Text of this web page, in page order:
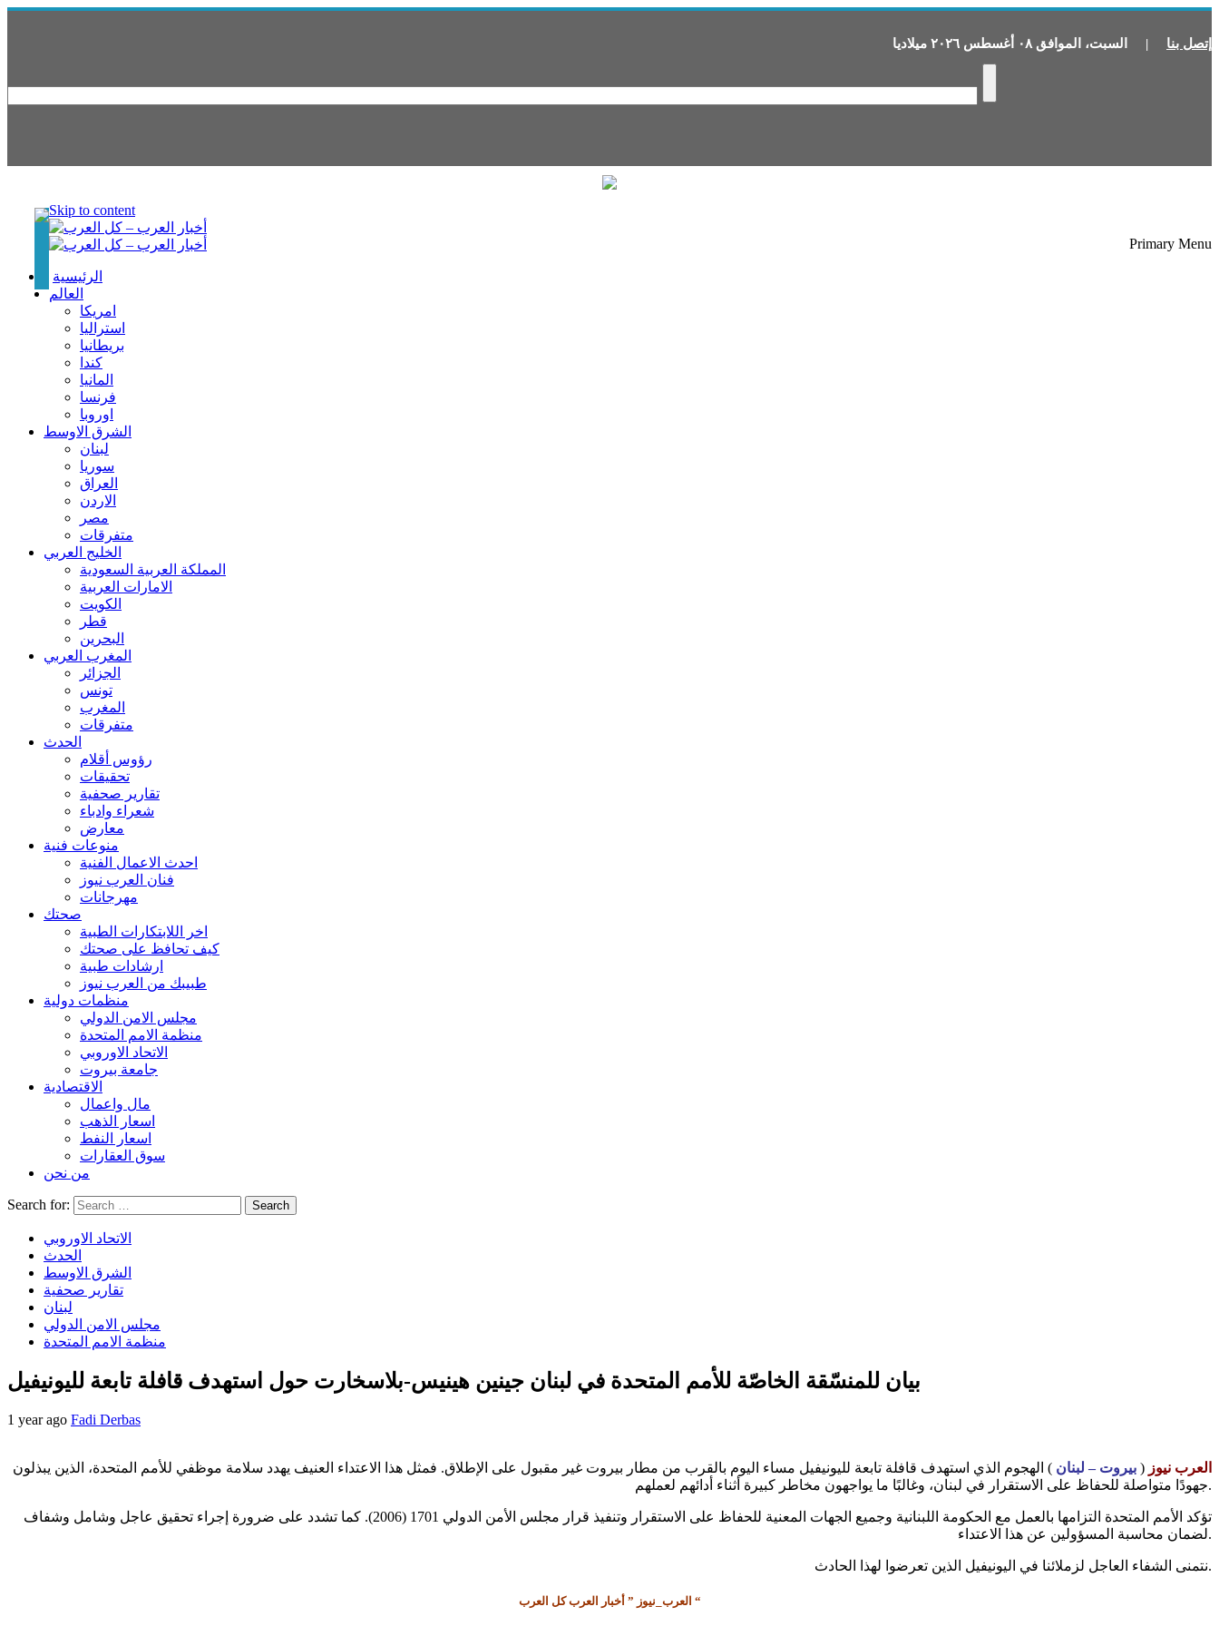
إتصل بنا | السبت، الموافق ٠٨ أغسطس ٢٠٢٦ ميلاديا
Skip to content
Primary Menu
الرئيسية
العالم
امريكا
استراليا
بريطانيا
كندا
المانيا
فرنسا
اوروبا
الشرق الاوسط
لبنان
سوريا
العراق
الاردن
مصر
متفرقات
الخليج العربي
المملكة العربية السعودية
الامارات العربية
الكويت
قطر
البحرين
المغرب العربي
الجزائر
تونس
المغرب
متفرقات
الحدث
رؤوس أقلام
تحقيقات
تقارير صحفية
شعراء وادباء
معارض
منوعات فنية
احدث الاعمال الفنية
فنان العرب نيوز
مهرجانات
صحتك
اخر اللابتكارات الطبية
كيف تحافظ على صحتك
ارشادات طبية
طبيبك من العرب نيوز
منظمات دولية
مجلس الامن الدولي
منظمة الامم المتحدة
الاتحاد الاوروبي
جامعة بيروت
الاقتصادية
مال واعمال
اسعار الذهب
اسعار النفط
سوق العقارات
من نحن
Search for:
الاتحاد الاوروبي
الحدث
الشرق الاوسط
تقارير صحفية
لبنان
مجلس الامن الدولي
منظمة الامم المتحدة
بيان للمنسّقة الخاصّة للأمم المتحدة في لبنان جينين هينيس-بلاسخارت حول استهدف قافلة تابعة لليونيفيل
1 year ago Fadi Derbas
العرب نيوز ( بيروت – لبنان ) الهجوم الذي استهدف قافلة تابعة لليونيفيل مساء اليوم بالقرب من مطار بيروت غير مقبول على الإطلاق. فمثل هذا الاعتداء العنيف يهدد سلامة موظفي للأمم المتحدة، الذين يبذلون
جهودًا متواصلة للحفاظ على الاستقرار في لبنان، وغالبًا ما يواجهون مخاطر كبيرة أثناء أدائهم لعملهم.
تؤكد الأمم المتحدة التزامها بالعمل مع الحكومة اللبنانية وجميع الجهات المعنية للحفاظ على الاستقرار وتنفيذ قرار مجلس الأمن الدولي 1701 (2006). كما تشدد على ضرورة إجراء تحقيق عاجل وشامل وشفاف
لضمان محاسبة المسؤولين عن هذا الاعتداء.
نتمنى الشفاء العاجل لزملائنا في اليونيفيل الذين تعرضوا لهذا الحادث.
العرب_نيوز ” أخبار العرب كل العرب “